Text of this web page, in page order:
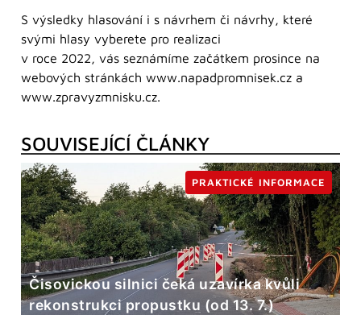
S výsledky hlasování i s návrhem či návrhy, které
svými hlasy vyberete pro realizaci
v roce 2022, vás seznámíme začátkem prosince na
webových stránkách www.napadpromnisek.cz a
www.zpravyzmnisku.cz.
SOUVISEJÍCÍ ČLÁNKY
Čisovickou silnici čeká uzavírka kvůli
rekonstrukci propustku (od 13. 7.)
PRAKTICKÉ INFORMACE